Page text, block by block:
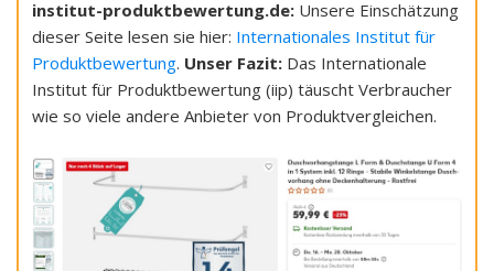
institut-produktbewertung.de: Unsere Einschätzung
dieser Seite lesen sie hier: Internationales Institut für
Produktbewertung. Unser Fazit: Das Internationale
Institut für Produktbewertung (iip) täuscht Verbraucher
wie so viele andere Anbieter von Produktvergleichen.